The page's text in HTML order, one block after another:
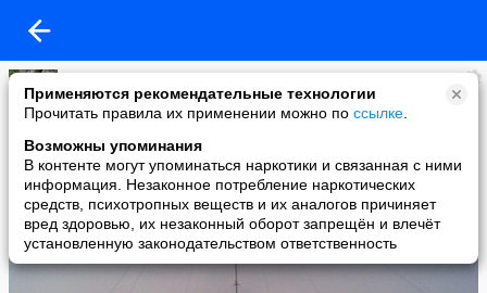
Применяются рекомендательные технологии
Прочитать правила их применении можно по ссылке
Возможны упоминания
В контенте могут упоминаться наркотики и связанная с ними
информация. Незаконное потребление наркотических
средств, психотропных веществ и их аналогов причиняет
вред здоровью, их незаконный оборот запрещён и влечёт
установленную законодательством ответственность
RW5C
added a photo
24 Jan в 09:31